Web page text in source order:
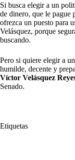
Si busca elegir a un
de dinero, que le pague
ofrezca un puesto para
Velásquez, porque
buscando.
Pero si quiere elegir a
humilde, decente y
Víctor Velásquez
Senado.
Etiquetas